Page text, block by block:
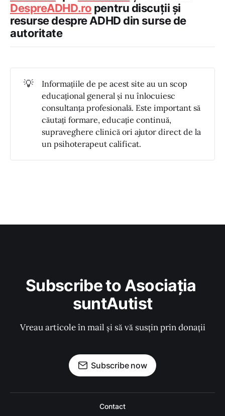
DespreADHD.ro pentru discuții și
resurse despre ADHD din surse de
autoritate
💡
Informațiile de pe acest site au un scop
educațional general și nu înlocuiesc
consultanța profesională. Este important să
căutați formare, educație continuă,
supraveghere clinică ori ajutor direct de la
un psihoterapeut calificat.
Subscribe to Asociația
suntAutist
Vreau articole în mail și să vă susțin prin donații
Subscribe now
Contact